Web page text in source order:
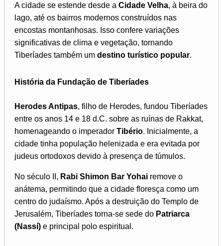
A cidade se estende desde a Cidade Velha, à beira do
lago, até os bairros modernos construídos nas
encostas montanhosas. Isso confere variações
significativas de clima e vegetação, tornando
Tiberíades também um destino turístico popular.
História da Fundação de Tiberíades
Herodes Antipas, filho de Herodes, fundou Tiberíades
entre os anos 14 e 18 d.C. sobre as ruínas de Rakkat,
homenageando o imperador Tibério. Inicialmente, a
cidade tinha população helenizada e era evitada por
judeus ortodoxos devido à presença de túmulos.
No século II, Rabi Shimon Bar Yohai remove o
anátema, permitindo que a cidade floresça como um
centro do judaísmo. Após a destruição do Templo de
Jerusalém, Tiberíades torna-se sede do Patriarca
(Nassí) e principal polo espiritual.